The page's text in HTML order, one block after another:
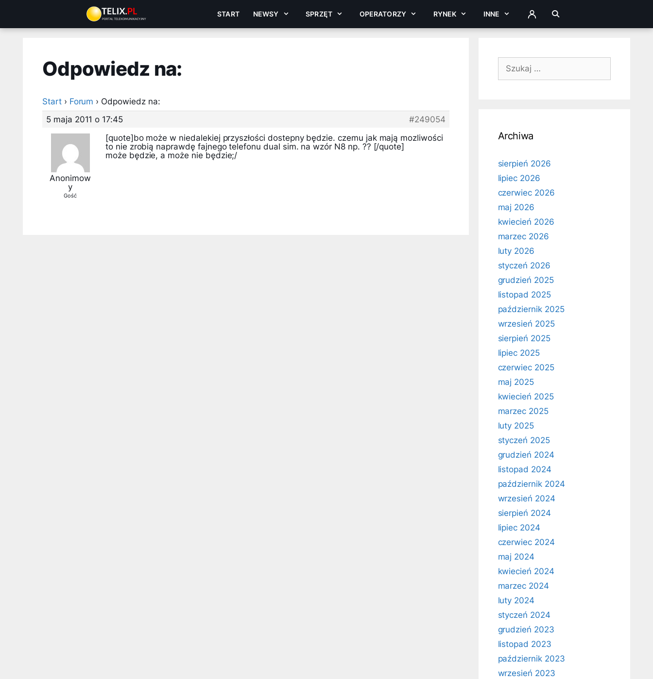
treści
START NEWSY SPRZĘT OPERATORZY RYNEK INNE ZALOGUJ
Odpowiedz na:
Start › Forum › Odpowiedz na:
5 maja 2011 o 17:45
#249054
Anonimow
y
Gość
[quote]bo może w niedalekiej przyszłości dostepny będzie. czemu jak mają mozliwości
to nie zrobią naprawdę fajnego telefonu dual sim. na wzór N8 np. ?? [/quote]
może będzie, a może nie będzie;/
Szukaj:
Archiwa
sierpień 2026
lipiec 2026
czerwiec 2026
maj 2026
kwiecień 2026
marzec 2026
luty 2026
styczeń 2026
grudzień 2025
listopad 2025
październik 2025
wrzesień 2025
sierpień 2025
lipiec 2025
czerwiec 2025
maj 2025
kwiecień 2025
marzec 2025
luty 2025
styczeń 2025
grudzień 2024
listopad 2024
październik 2024
wrzesień 2024
sierpień 2024
lipiec 2024
czerwiec 2024
maj 2024
kwiecień 2024
marzec 2024
luty 2024
styczeń 2024
grudzień 2023
listopad 2023
październik 2023
wrzesień 2023